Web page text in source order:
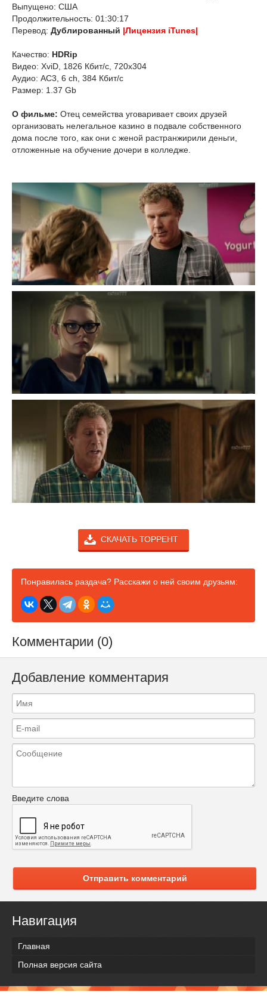
Выпущено: США
Продолжительность: 01:30:17
Перевод: Дублированный |Лицензия iTunes|
Качество: HDRip
Видео: XviD, 1826 Кбит/с, 720x304
Аудио: AC3, 6 ch, 384 Кбит/с
Размер: 1.37 Gb
О фильме: Отец семейства уговаривает своих друзей
организовать нелегальное казино в подвале собственного
дома после того, как они с женой растранжирили деньги,
отложенные на обучение дочери в колледже.
СКАЧАТЬ ТОРРЕНТ
Понравилась раздача? Расскажи о ней своим друзьям:
Комментарии (0)
Добавление комментария
Введите слова
Отправить комментарий
Навигация
Главная
Полная версия сайта